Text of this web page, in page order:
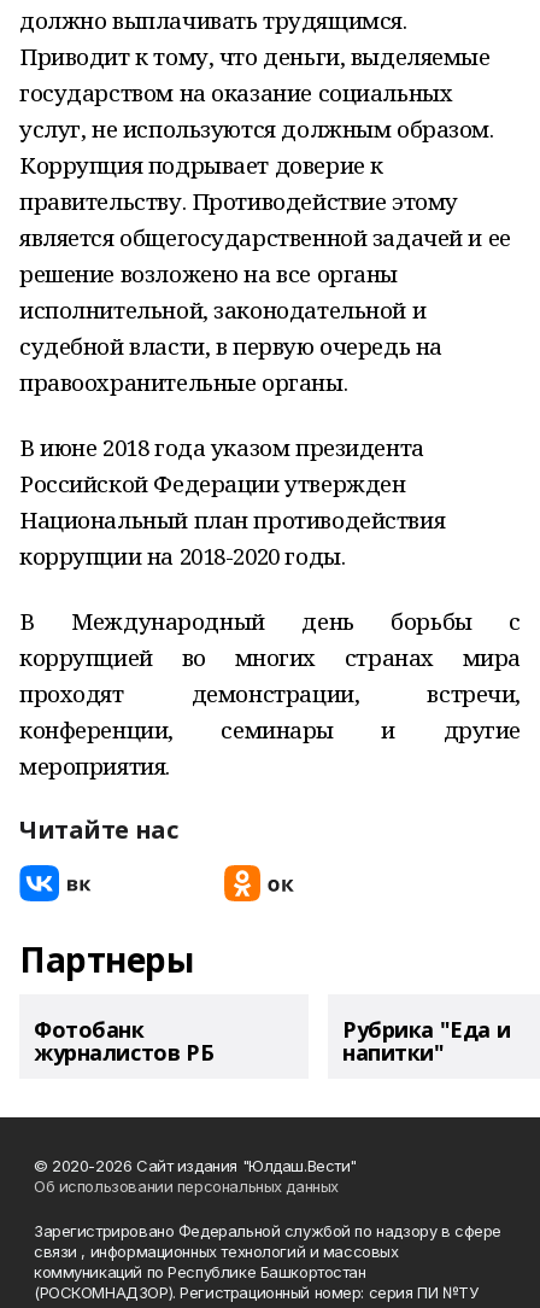
должно выплачивать трудящимся.
Приводит к тому, что деньги, выделяемые
государством на оказание социальных
услуг, не используются должным образом.
Коррупция подрывает доверие к
правительству. Противодействие этому
является общегосударственной задачей и ее
решение возложено на все органы
исполнительной, законодательной и
судебной власти, в первую очередь на
правоохранительные органы.
В июне 2018 года указом президента
Российской Федерации утвержден
Национальный план противодействия
коррупции на 2018-2020 годы.
В Международный день борьбы с
коррупцией во многих странах мира
проходят демонстрации, встречи,
конференции, семинары и другие
мероприятия.
Читайте нас
Партнеры
Фотобанк
журналистов РБ
Рубрика "Еда и
напитки"
© 2020-2026 Сайт издания "Юлдаш.Вести"
Об использовании персональных данных
Зарегистрировано Федеральной службой по надзору в сфере
связи , информационных технологий и массовых
коммуникаций по Республике Башкортостан
(РОСКОМНАДЗОР). Регистрационный номер: серия ПИ №ТУ